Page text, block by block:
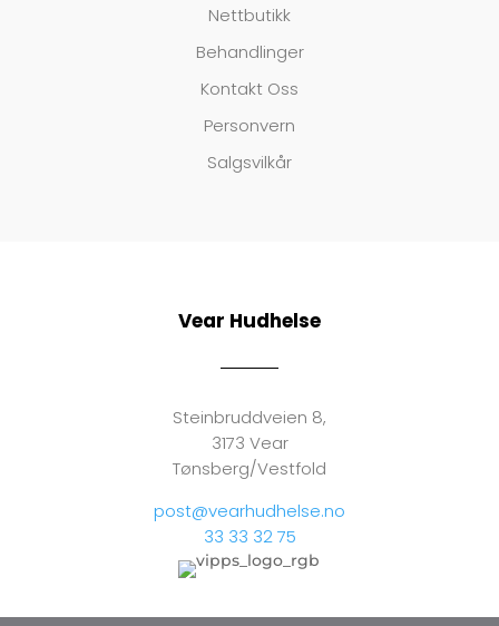
Nettbutikk
Behandlinger
Kontakt Oss
Personvern
Salgsvilkår
Vear Hudhelse
Steinbruddveien 8,
3173 Vear
Tønsberg/Vestfold
post@vearhudhelse.no
33 33 32 75